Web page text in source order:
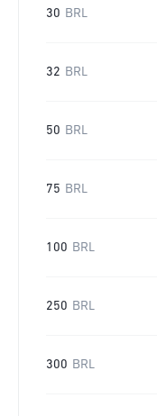
30 BRL
32 BRL
50 BRL
75 BRL
100 BRL
250 BRL
300 BRL